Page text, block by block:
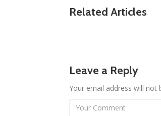
Related Articles
Leave a Reply
Your email address will not